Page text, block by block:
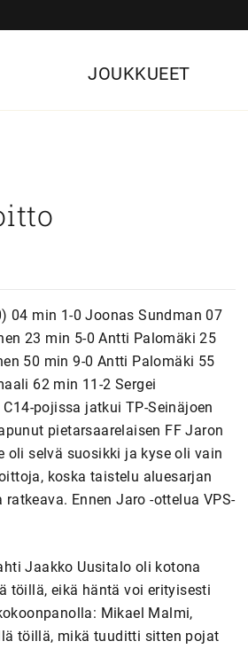
JOUKKUEET
04 min 1-0 Joonas Sundman 07
23 min 5-0 Antti Palomäki 25
50 min 9-0 Antti Palomäki 55
62 min 11-2 Sergei
pojissa jatkui TP-Seinäjoen
pietarsaarelaisen FF Jaron
oli selvä suosikki ja kyse oli vain
koska taistelu aluesarjan
Ennen Jaro -ottelua VPS-
Jaakko Uusitalo oli kotona
töillä, eikä häntä voi erityisesti
Mikael Malmi,
töillä, mikä tuuditti sitten pojat